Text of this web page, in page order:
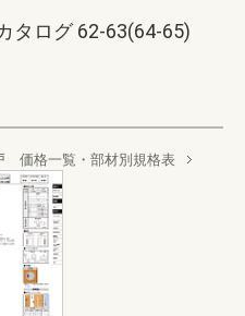
タログ 62-63(64-65)
価格一覧・部材別規格表